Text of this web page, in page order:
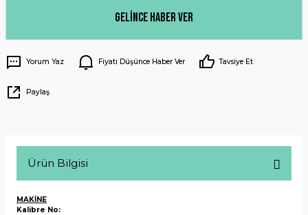
Gelince Haber Ver
Yorum Yaz Fiyatı Düşünce Haber Ver Tavsiye Et
Paylaş
Ürün Bilgisi
MAKİNE
Kalibre No: